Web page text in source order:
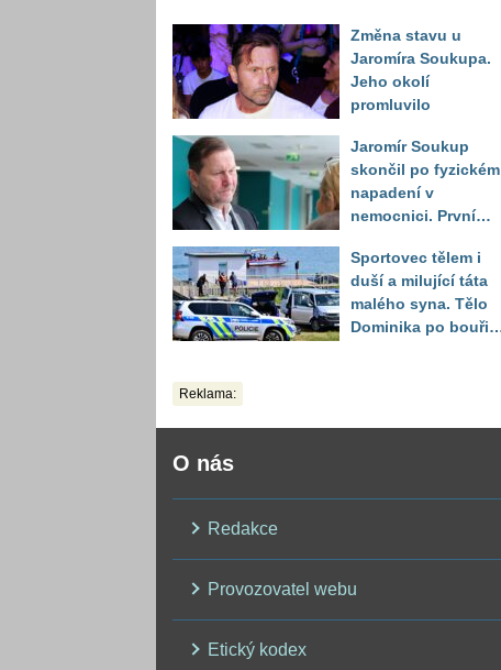
Změna stavu u
Jaromíra Soukupa.
Jeho okolí
promluvilo
Jaromír Soukup
skončil po fyzickém
napadení v
nemocnici. První
Sportovec tělem i
duší a milující táta
malého syna. Tělo
Dominika po bouři
Reklama:
O nás
Redakce
Provozovatel webu
Etický kodex